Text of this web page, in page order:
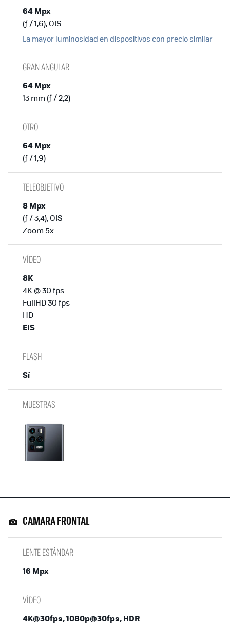
64 Mpx
(ƒ / 1,6), OIS
La mayor luminosidad en dispositivos con precio similar
GRAN ANGULAR
64 Mpx
13 mm (ƒ / 2,2)
OTRO
64 Mpx
(ƒ / 1,9)
TELEOBJETIVO
8 Mpx
(ƒ / 3,4), OIS
Zoom 5x
VÍDEO
8K
4K @ 30 fps
FullHD 30 fps
HD
EIS
FLASH
Sí
MUESTRAS
CAMARA FRONTAL
LENTE ESTÁNDAR
16 Mpx
VÍDEO
4K@30fps, 1080p@30fps, HDR